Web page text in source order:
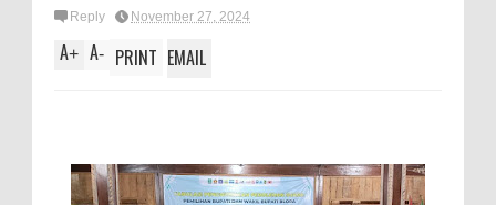
Reply November 27, 2024
A+ A- PRINT EMAIL